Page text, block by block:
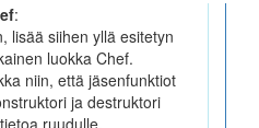
:
lisää siihen yllä esitetyn
luokka Chef.
niin, että jäsenfunktiot
ja destruktori